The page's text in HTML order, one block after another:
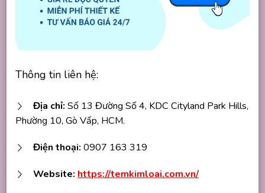
Thông tin liên hệ:
Địa chỉ: Số 13 Đường Số 4, KDC Cityland Park Hills,
Phường 10, Gò Vấp, HCM.
Điện thoại: 0907 163 319
Website: https://temkimloai.com.vn/